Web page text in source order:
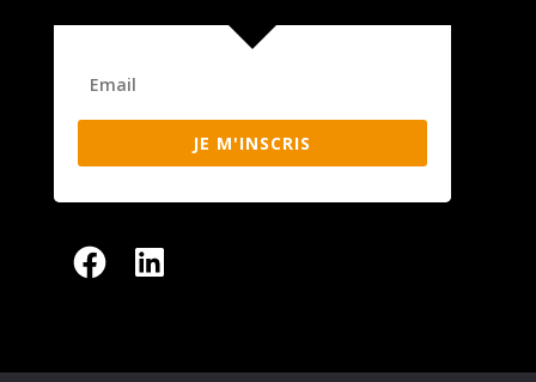
JE M'INSCRIS
FacebookLinkedIn